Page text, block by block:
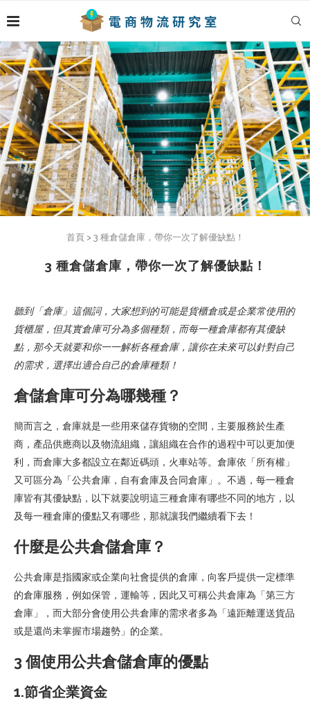
首頁> 3 種倉儲倉庫，帶你一次了解優缺點！
3 種倉儲倉庫，帶你一次了解優缺點！
聽到「倉庫」這個詞，大家想到的可能是貨櫃倉或是企業常使用的
貨櫃屋，但其實倉庫可分為多個種類，而每一種倉庫都有其優缺
點，那今天就要和你一一解析各種倉庫，讓你在未來可以針對自己
的需求，選擇出適合自己的倉庫種類！
倉儲倉庫可分為哪幾種？
簡而言之，倉庫就是一些用來儲存貨物的空間，主要服務於生產
商，產品供應商以及物流組織，讓組織在合作的過程中可以更加便
利，而倉庫大多都設立在鄰近碼頭，火車站等。倉庫依「所有權」
又可區分為「公共倉庫，自有倉庫及合同倉庫」。不過，每一種倉
庫皆有其優缺點，以下就要說明這三種倉庫有哪些不同的地方，以
及每一種倉庫的優點又有哪些，那就讓我們繼續看下去！
什麼是公共倉儲倉庫？
公共倉庫是指國家或企業向社會提供的倉庫，向客戶提供一定標準
的倉庫服務，例如保管，運輸等，因此又可稱公共倉庫為「第三方
倉庫」，而大部分會使用公共倉庫的需求者多為「遠距離運送貨品
或是還尚未掌握市場趨勢」的企業。
3 個使用公共倉儲倉庫的優點
1.節省企業資金